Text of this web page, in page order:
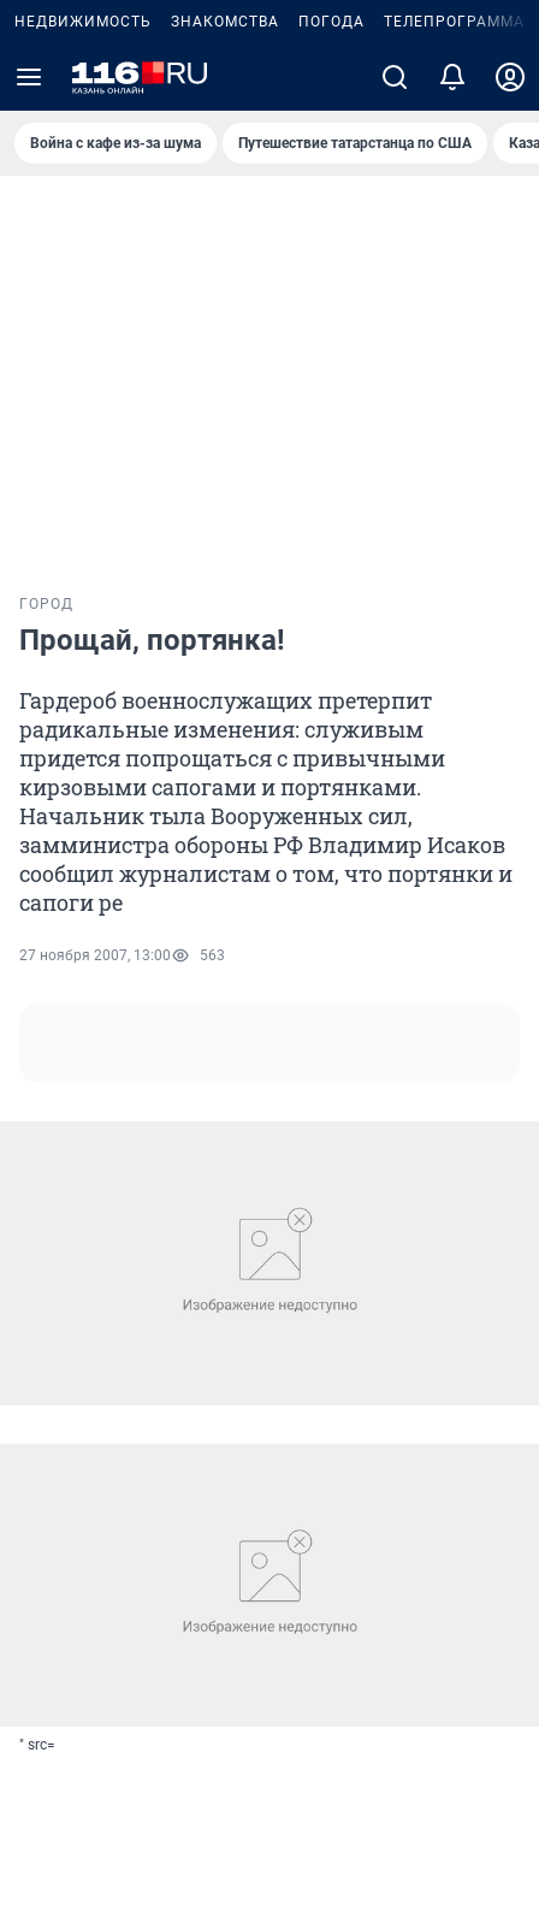
НЕДВИЖИМОСТЬ ЗНАКОМСТВА ПОГОДА ТЕЛЕПРОГРАММА
Война с кафе из-за шума Путешествие татарстанца по США
ГОРОД
Прощай, портянка!
Гардероб военнослужащих претерпит
радикальные изменения: служивым
придется попрощаться с привычными
кирзовыми сапогами и портянками.
Начальник тыла Вооруженных сил,
замминистра обороны РФ Владимир Исаков
сообщил журналистам о том, что портянки и
сапоги ре
27 ноября 2007, 13:00 563
" src=